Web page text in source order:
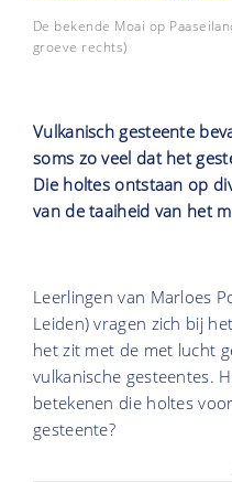
De bekende Moai op
groeve rechts)
Vulkanisch gesteente
soms zo veel dat het
Die holtes ontstaan op
van de taaiheid van het
Leerlingen van Marloes
Leiden) vragen zich bij
het zit met de met lucht
vulkanische gesteentes.
betekenen die holtes
gesteente?